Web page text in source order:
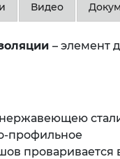
Видео
– элемент
профильное
проваривается